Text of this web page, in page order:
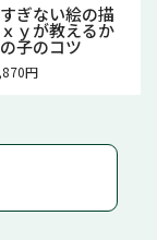
ぎない絵の描
ｙが教えるか
子のコツ
円